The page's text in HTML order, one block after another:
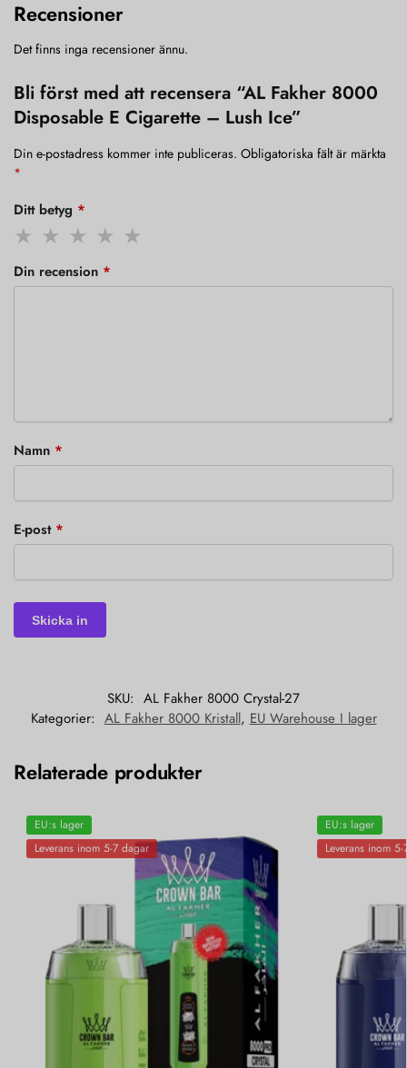
Recensioner
Det finns inga recensioner ännu.
Bli först med att recensera “AL Fakher 8000
Disposable E Cigarette – Lush Ice”
Din e-postadress kommer inte publiceras. Obligatoriska fält är märkta
*
Ditt betyg *
Din recension *
Namn *
E-post *
SKU: AL Fakher 8000 Crystal-27
Kategorier: AL Fakher 8000 Kristall, EU Warehouse I lager
Relaterade produkter
EU:s lager
Leverans inom 5-7 dagar
EU:s lager
Leverans inom